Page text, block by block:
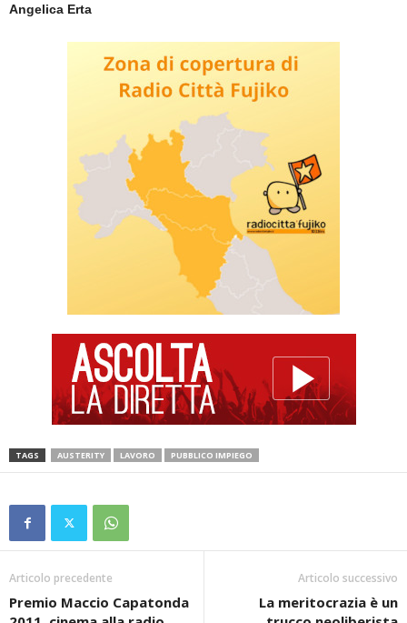
Angelica Erta
TAGS AUSTERITY LAVORO PUBBLICO IMPIEGO
Articolo precedente
Premio Maccio Capatonda
Articolo successivo
La meritocrazia è un